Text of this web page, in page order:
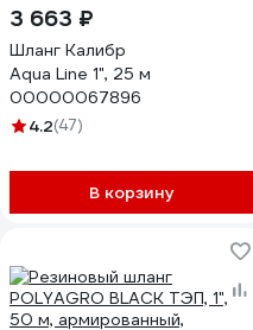
3 663 ₽
Шланг Калибр
Aqua Line 1", 25 м
00000067896
4.2(47)
В корзину